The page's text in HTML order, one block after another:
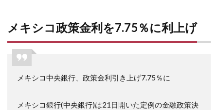
メキシコ政策金利を7.75％に利上げ
メキシコ中央銀行、政策金利引き上げ7.75％に
メキシコ銀行(中央銀行)は21日開いた定例の金融政策決